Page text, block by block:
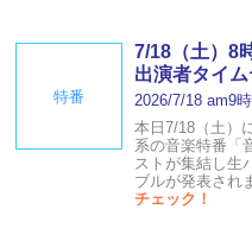
特番
7/18（土）8
出演者タイム
2026/7/18 am9時
本日7/18（土）
系の音楽特番「
ストが集結し生
ブルが発表され
チェック！